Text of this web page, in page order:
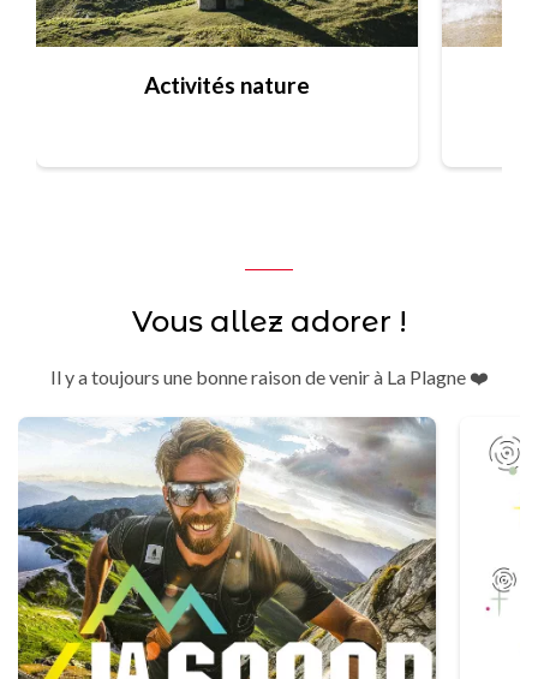
Activités nature
Vous allez adorer !
Il y a toujours une bonne raison de venir à La Plagne ❤️